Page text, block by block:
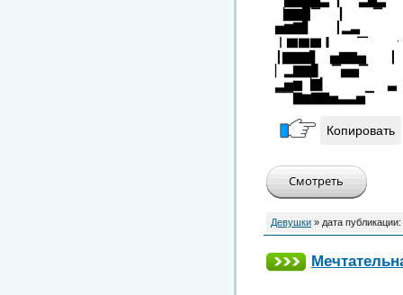
▕▇▇▉▔ ▕▏ ▔
▅▆▇▋ ┃▂▃
▏▇▇▇▎ ▔
┃▇▇▇▋ ▅▇▇▅ ┃
▏▂▇▇▊ ▔▅▅▔
▂▅▆▕▇▎ ▃
▔▔▇▆▇▇▅▃▃▅▔
Копировать
Девушки » дата публикации: